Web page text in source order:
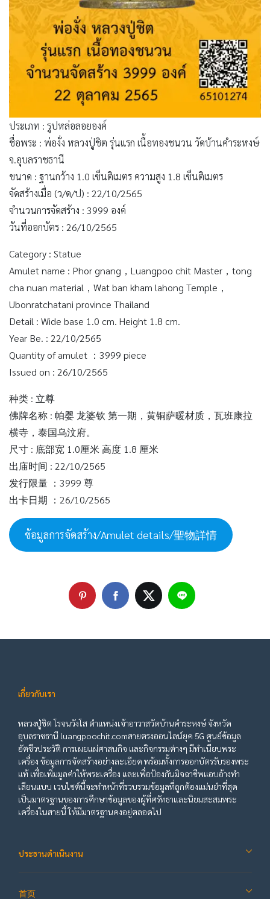
ประเภท : รูปหล่อลอยองค์
ชื่อพระ : พ่องั่ง หลวงปู่ชิต รุ่นแรก เนื้อทองชนวน วัดบ้านคำระหงษ์
จ.อุบลราชธานี
ขนาด : ฐานกว้าง 1.0 เซ็นติเมตร ความสูง 1.8 เซ็นติเมตร
จัดสร้างเมื่อ (ว/ด/ป) : 22/10/2565
จำนวนการจัดสร้าง : 3999 องค์
วันที่ออกบัตร : 26/10/2565
Category : Statue
Amulet name : Phor gnang，Luangpoo chit Master，tong
cha nuan material，Wat ban kham lahong Temple，
Ubonratchatani province Thailand
Detail : Wide base 1.0 cm. Height 1.8 cm.
Year Be. : 22/10/2565
Quantity of amulet ：3999 piece
Issued on : 26/10/2565
种类 : 立尊
佛牌名称 : 帕婴 龙婆钦 第一期，黄铜萨暖材质，瓦班康拉
横寺，泰国乌汶府。
尺寸 : 底部宽 1.0厘米 高度 1.8 厘米
出庙时间 : 22/10/2565
发行限量 ：3999 尊
出卡日期 ：26/10/2565
ข้อมูลการจัดสร้าง/Amulet details/聖物詳情
เกี่ยวกับเรา
หลวงปู่ชิต โรจนวังโส ตำแหน่งเจ้าอาวาสวัดบ้านคำระหงษ์ จังหวัด
อุบลราชธานี luangpoochit.comสายตรงออนไลน์ยุค 5G ศูนย์ข้อมูล
อัตชีวประวัติ การเผยแผ่ศาสนกิจ และกิจกรรมต่างๆ มีทำเนียบพระ
เครื่อง ข้อมูลการจัดสร้างอย่างละเอียด พร้อมทั้งการออกบัตรรับรองพระ
แท้ เพื่อเพิ่มมูลค่าให้พระเครื่อง และเพื่อป้องกันมิจฉาชีพแอบอ้างทำ
เลียนแบบ เวบไซต์นี้จะทำหน้าที่รวบรวมข้อมูลที่ถูกต้องแม่นยำที่สุด
เป็นมาตรฐานของการศึกษาข้อมูลของผู้ที่ศรัทธาและนิยมสะสมพระ
เครื่องในสายนี้ ให้มีมาตรฐานคงอยู่ตลอดไป
ประธานดำเนินงาน
首页